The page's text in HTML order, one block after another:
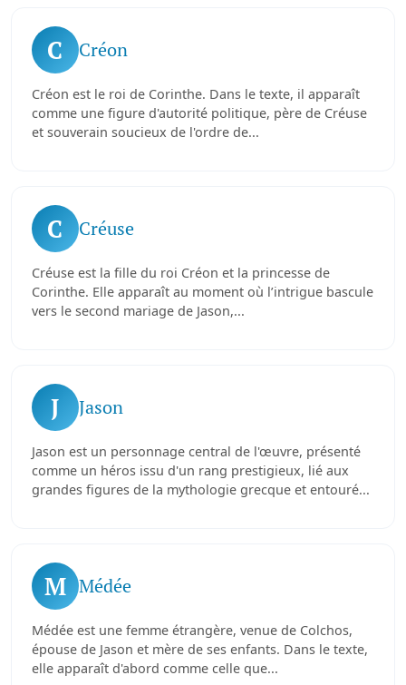
C Créon
Créon est le roi de Corinthe. Dans le texte, il apparaît
comme une figure d'autorité politique, père de Créuse
et souverain soucieux de l'ordre de...
C Créuse
Créuse est la fille du roi Créon et la princesse de
Corinthe. Elle apparaît au moment où l’intrigue bascule
vers le second mariage de Jason,...
J Jason
Jason est un personnage central de l'œuvre, présenté
comme un héros issu d'un rang prestigieux, lié aux
grandes figures de la mythologie grecque et entouré...
M Médée
Médée est une femme étrangère, venue de Colchos,
épouse de Jason et mère de ses enfants. Dans le texte,
elle apparaît d'abord comme celle que...